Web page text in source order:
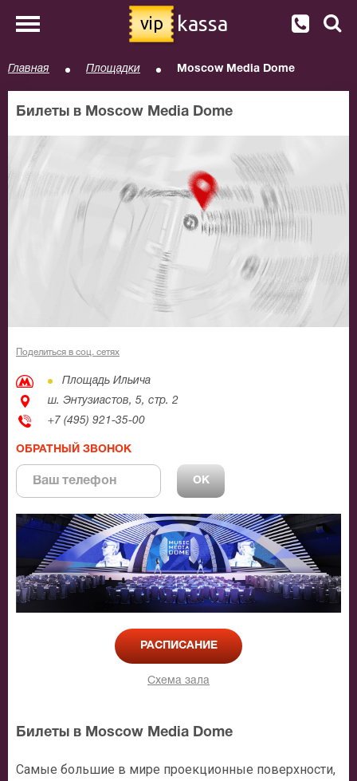
vip kassa
Главная Площадки Moscow Media Dome
Билеты в Moscow Media Dome
Поделиться в соц. сетях
Площадь Ильича
ш. Энтузиастов, 5, стр. 2
+7 (495) 921-35-00
ОБРАТНЫЙ ЗВОНОК
РАСПИСАНИЕ
Схема зала
Билеты в Moscow Media Dome
Самые большие в мире проекционные поверхности,